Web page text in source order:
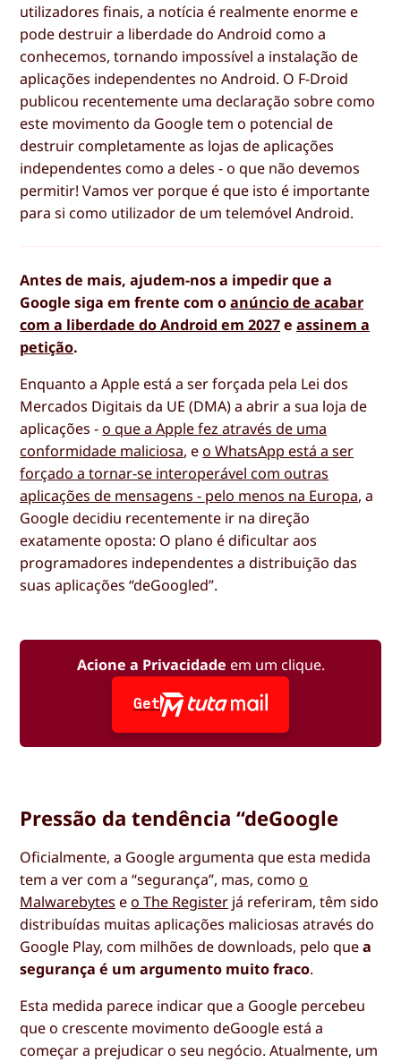
utilizadores finais, a notícia é realmente enorme e
pode destruir a liberdade do Android como a
conhecemos, tornando impossível a instalação de
aplicações independentes no Android. O F-Droid
publicou recentemente uma declaração sobre como
este movimento da Google tem o potencial de
destruir completamente as lojas de aplicações
independentes como a deles - o que não devemos
permitir! Vamos ver porque é que isto é importante
para si como utilizador de um telemóvel Android.
Antes de mais, ajudem-nos a impedir que a
Google siga em frente com oanúncio de acabar
com a liberdade do Android em 2027eassinem a
petição.
Enquanto a Apple está a ser forçada pela Lei dos
Mercados Digitais da UE (DMA) a abrir a sua loja de
aplicações - o que a Apple fez através de uma
conformidade maliciosa, e o WhatsApp está a ser
forçado a tornar-se interoperável com outras
aplicações de mensagens - pelo menos na Europa, a
Google decidiu recentemente ir na direção
exatamente oposta: O plano é dificultar aos
programadores independentes a distribuição das
suas aplicações “deGoogled”.
Acione a Privacidade em um clique.
Get
Pressão da tendência “deGoogle
Oficialmente, a Google argumenta que esta medida
tem a ver com a “segurança”, mas, como o
Malwarebytes e o The Register já referiram, têm sido
distribuídas muitas aplicações maliciosas através do
Google Play, com milhões de downloads, pelo quea
segurança é um argumento muito fraco.
Esta medida parece indicar que a Google percebeu
que o crescente movimento deGoogle está a
começar a prejudicar o seu negócio. Atualmente, um